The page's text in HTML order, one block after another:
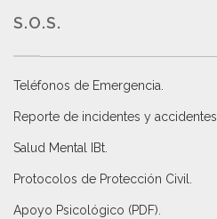
S.O.S.
Teléfonos de Emergencia.
Reporte de incidentes y accidentes
Salud Mental IBt
Protocolos de Protección Civil
Apoyo Psicológico (PDF)